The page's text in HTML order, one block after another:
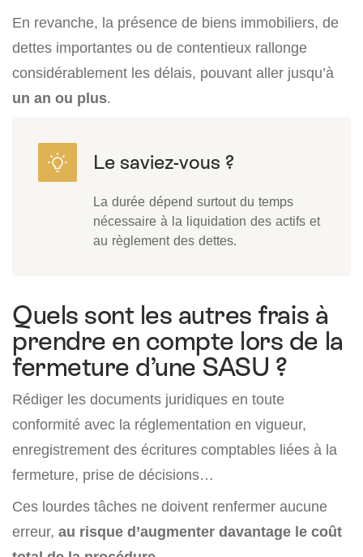
En revanche, la présence de biens immobiliers, de
dettes importantes ou de contentieux rallonge
considérablement les délais, pouvant aller jusqu’à
un an ou plus.
La durée dépend surtout du temps
nécessaire à la liquidation des actifs et
au règlement des dettes.
Quels sont les autres frais à
prendre en compte lors de la
fermeture d’une SASU ?
Rédiger les documents juridiques en toute
conformité avec la réglementation en vigueur,
enregistrement des écritures comptables liées à la
fermeture, prise de décisions…
Ces lourdes tâches ne doivent renfermer aucune
erreur, au risque d’augmenter davantage le coût